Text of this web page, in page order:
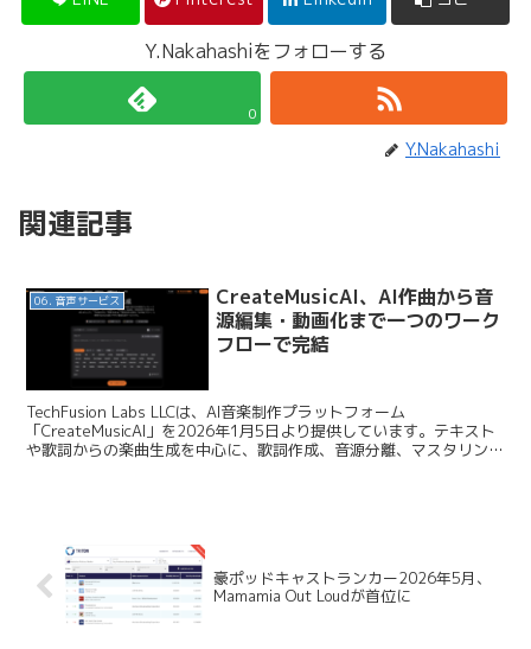
Y.Nakahashiをフォローする
0
Y.Nakahashi
関連記事
06. 音声サービス
CreateMusicAI、AI作曲から音
源編集・動画化まで一つのワーク
フローで完結
TechFusion Labs LLCは、AI音楽制作プラットフォーム
「CreateMusicAI」を2026年1月5日より提供しています。テキスト
や歌詞からの楽曲生成を中心に、歌詞作成、音源分離、マスタリン
豪ポッドキャストランカー2026年5月、
Mamamia Out Loudが首位に